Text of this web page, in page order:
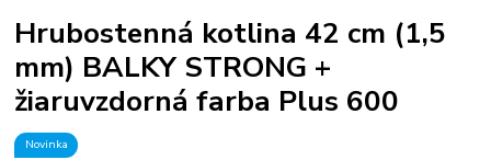
Hrubostenná kotlina 42 cm (1,5
mm) BALKY STRONG +
žiaruvzdorná farba Plus 600
Novinka